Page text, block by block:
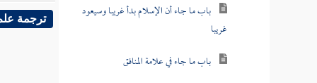
باب ما جاء أن الإسلام بدأ غريبا وسيعود
غريبا
باب ما جاء في علامة المنافق
ترجمة